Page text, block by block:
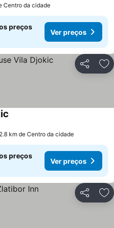
Centro da cidade
preços
Ver preços
Partilhar
km de Centro da cidade
preços
Ver preços
Partilhar